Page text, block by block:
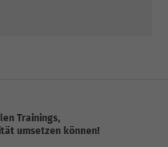
Trainings,
umsetzen können!